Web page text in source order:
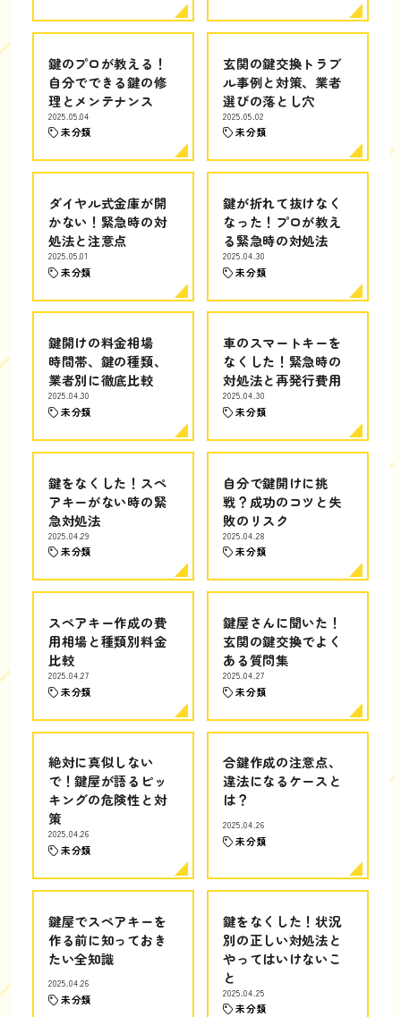
鍵のプロが教える！
自分でできる鍵の修
理とメンテナンス
2025.05.04
未分類
玄関の鍵交換トラブ
ル事例と対策、業者
選びの落とし穴
2025.05.02
未分類
ダイヤル式金庫が開
かない！緊急時の対
処法と注意点
2025.05.01
未分類
鍵が折れて抜けなく
なった！プロが教え
る緊急時の対処法
2025.04.30
未分類
鍵開けの料金相場
時間帯、鍵の種類、
業者別に徹底比較
2025.04.30
未分類
車のスマートキーを
なくした！緊急時の
対処法と再発行費用
2025.04.30
未分類
鍵をなくした！スペ
アキーがない時の緊
急対処法
2025.04.29
未分類
自分で鍵開けに挑
戦？成功のコツと失
敗のリスク
2025.04.28
未分類
スペアキー作成の費
用相場と種類別料金
比較
2025.04.27
未分類
鍵屋さんに聞いた！
玄関の鍵交換でよく
ある質問集
2025.04.27
未分類
絶対に真似しない
で！鍵屋が語るピッ
キングの危険性と対
策
2025.04.26
未分類
合鍵作成の注意点、
違法になるケースと
は？
2025.04.26
未分類
鍵屋でスペアキーを
作る前に知っておき
たい全知識
2025.04.26
未分類
鍵をなくした！状況
別の正しい対処法と
やってはいけないこ
と
2025.04.25
未分類